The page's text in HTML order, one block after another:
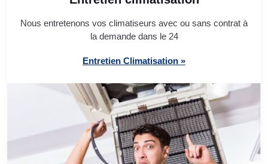
Nous entretenons vos climatiseurs avec ou sans contrat à
la demande dans le 24
Entretien Climatisation »